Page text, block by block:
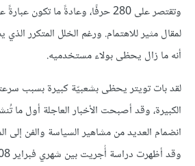
وتقتصر على 280 حرفًا، وعادةً ما
لمقال مثير للاهتمام. ورغم الخلل المتكرر
أنه ما زال يحظى بولاء مستخدميه.
لقد بات تويتر يحظى بشعبيّة كبيرة بسبب
الكبيرة، وقد أصبحت الأخبار العاجلة أول ما
انضمام العديد من مشاهير السياسة والفن إلى